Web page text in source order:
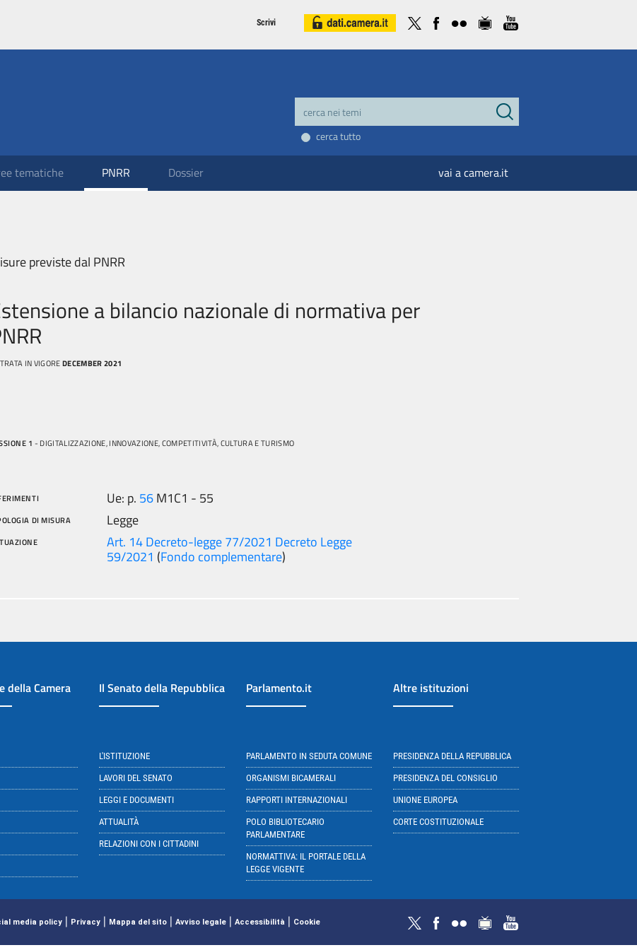
Scrivi
cerca tutto
tematiche PNRR Dossier vai a camera.it
previste dal PNRR
a bilancio nazionale di normativa per
IN VIGOREDECEMBER 2021
1 - DIGITALIZZAZIONE, INNOVAZIONE, COMPETITIVITÀ, CULTURA E TURISMO
Ue: p. 56M1C1 - 55
DI MISURA Legge
Art. 14 Decreto-legge 77/2021 Decreto Legge
59/2021 (Fondo complementare)
della Camera Il Senato della Repubblica
L'ISTITUZIONE
LAVORI DEL SENATO
LEGGI E DOCUMENTI
ATTUALITÀ
RELAZIONI CON I CITTADINI
Parlamento.it
PARLAMENTO IN SEDUTA COMUNE
ORGANISMI BICAMERALI
RAPPORTI INTERNAZIONALI
POLO BIBLIOTECARIO
PARLAMENTARE
NORMATTIVA: IL PORTALE DELLA
LEGGE VIGENTE
Altre istituzioni
PRESIDENZA DELLA REPUBBLICA
PRESIDENZA DEL CONSIGLIO
UNIONE EUROPEA
CORTE COSTITUZIONALE
media policy | Privacy | Mappa del sito | Avviso legale | Accessibilità | Cookie